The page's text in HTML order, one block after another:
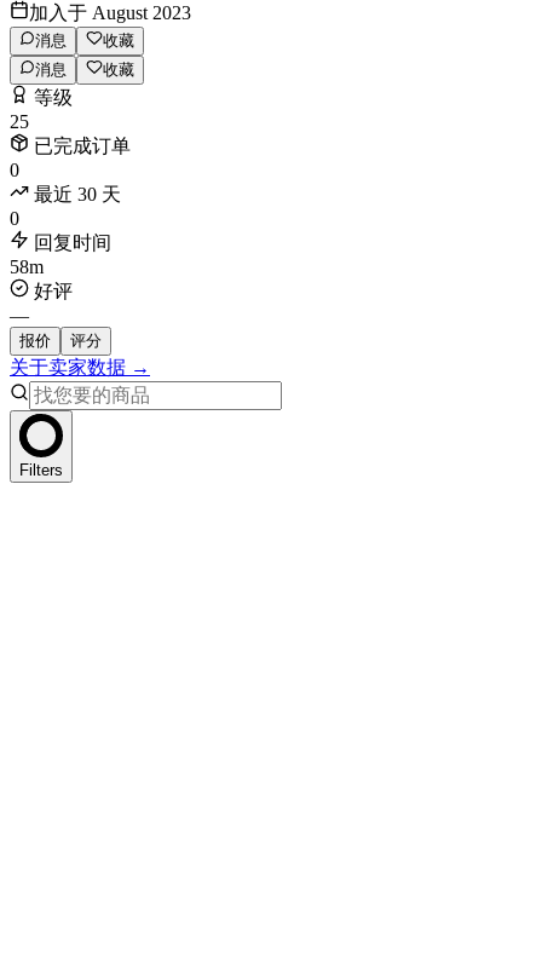
加入于 August 2023
消息
收藏
消息
收藏
等级
25
已完成订单
0
最近 30 天
0
回复时间
58m
好评
—
报价 评分
关于卖家数据 →
Filters